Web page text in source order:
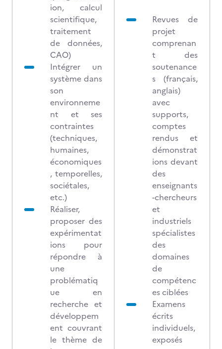
ion, calcul
scientifique,
traitement
de données,
CAO)
Intégrer un
système dans
son
environneme
nt et ses
contraintes
(techniques,
humaines,
économiques
, temporelles,
sociétales,
etc.)
Réaliser,
proposer des
expérimentat
ions pour
répondre à
une
problématiq
ue en
recherche et
développem
ent couvrant
le thème de
Revues de
projet
comprenan
t des
soutenance
s (français,
anglais)
avec
supports,
comptes
rendus et
démonstrat
ions devant
des
enseignants
-chercheurs
et
industriels
spécialistes
des
domaines
de
compétenc
es ciblées
Examens
écrits
individuels,
exposés